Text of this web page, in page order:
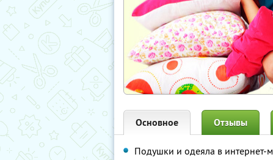
Основное Отзывы
Подушки и одеяла в интернет-